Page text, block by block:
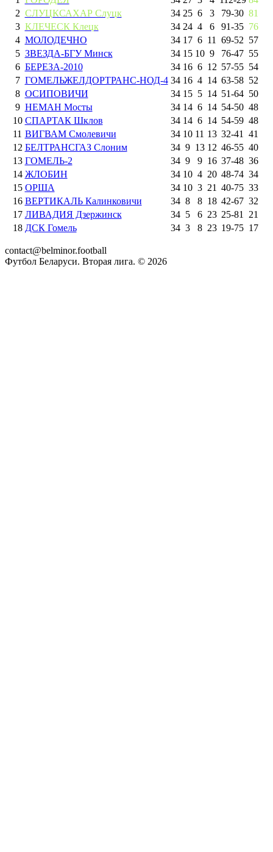
2 СЛУЦКСАХАР Слуцк 34 25 6 3 79-30 81
3 КЛЕЧЕСК Клецк 34 24 4 6 91-35 76
4 МОЛОДЕЧНО 34 17 6 11 69-52 57
5 ЗВЕЗДА-БГУ Минск 34 15 10 9 76-47 55
6 БЕРЕЗА-2010 34 16 6 12 57-55 54
7 ГОМЕЛЬЖЕЛДОРТРАНС-НОД-4 34 16 4 14 63-58 52
8 ОСИПОВИЧИ 34 15 5 14 51-64 50
9 НЕМАН Мосты 34 14 6 14 54-50 48
10 СПАРТАК Шклов 34 14 6 14 54-59 48
11 ВИГВАМ Смолевичи 34 10 11 13 32-41
41
12 БЕЛТРАНСГАЗ Слоним 34 9 13 12 46-55 40
13 ГОМЕЛЬ-2 34 9 9 16 37-48 36
14 ЖЛОБИН 34 10 4 20 48-74 34
15 ОРША 34 10 3 21 40-75 33
16 ВЕРТИКАЛЬ Калинковичи 34 8 8 18 42-67 32
17 ЛИВАДИЯ Дзержинск 34 5 6 23 25-81
21
18 ДСК Гомель 34 3 8 23 19-75 17
contact@belminor.football
Футбол Беларуси. Вторая лига. © 2026